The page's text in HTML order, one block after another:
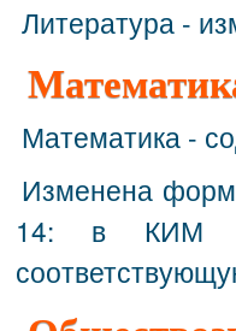
Литература -
Математика -
Изменена
14: в КИМ